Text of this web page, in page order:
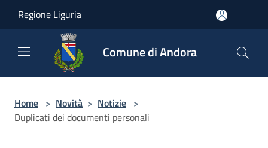
Regione Liguria
Comune di Andora
Home > Novità > Notizie >
Duplicati dei documenti personali